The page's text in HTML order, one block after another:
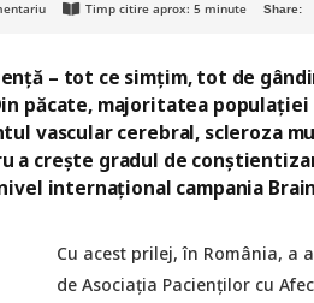
Timp citire aprox: 5 minute
– tot ce simțim, tot de
păcate, majoritatea
vascular cerebral, scleroza
a crește gradul de
internațional campania
Cu acest prilej, în România, a
de Asociația Pacienților cu